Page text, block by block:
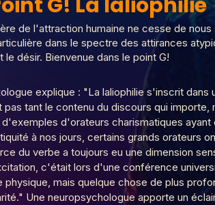
Le Poing G Le Point G! 2 Un homme, deux
Le Poing G Le point G! 2 Plaisirs multiples
Le Poing G Le Point G! 2 Pendant le sommeil
de l'attraction humaine ne cesse de
dans le spectre des attirances
le désir. Bienvenue dans le point G!
explique : "La laliophilie s'inscrit
pas tant le contenu du discours qui
d'orateurs charismatiques
à nos jours, certains grands orateurs
du verbe a toujours eu une dimension
c'était lors d'une conférence
physique, mais quelque chose de plus
Une neuropsychologue apporte un